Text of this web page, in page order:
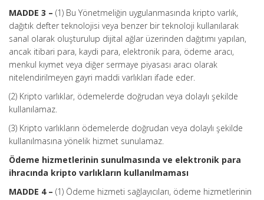
MADDE 3 – (1) Bu Yönetmeliğin uygulanmasında kripto varlık,
dağıtık defter teknolojisi veya benzer bir teknoloji kullanılarak
sanal olarak oluşturulup dijital ağlar üzerinden dağıtımı yapılan,
ancak itibari para, kaydi para, elektronik para, ödeme aracı,
menkul kıymet veya diğer sermaye piyasası aracı olarak
nitelendirilmeyen gayri maddi varlıkları ifade eder.
(2) Kripto varlıklar, ödemelerde doğrudan veya dolaylı şekilde
kullanılamaz.
(3) Kripto varlıkların ödemelerde doğrudan veya dolaylı şekilde
kullanılmasına yönelik hizmet sunulamaz.
Ödeme hizmetlerinin sunulmasında ve elektronik para
ihracında kripto varlıkların kullanılmaması
MADDE 4 – (1) Ödeme hizmeti sağlayıcıları, ödeme hizmetlerinin